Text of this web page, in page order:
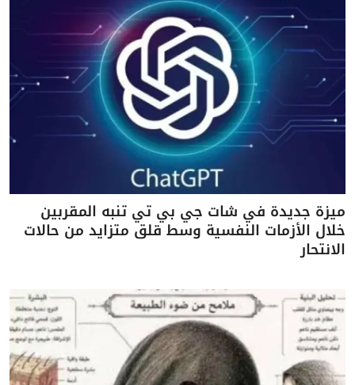
ميزة جديدة في شات جي بي تي تنبه المقربين
خلال الأزمات النفسية وسط قلق متزايد من حالات
الانتحار